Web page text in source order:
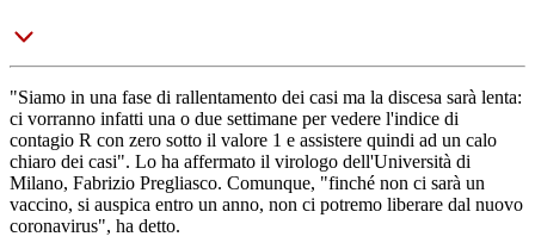
"Siamo in una fase di rallentamento dei casi ma la discesa sarà lenta:
ci vorranno infatti una o due settimane per vedere l'indice di
contagio R con zero sotto il valore 1 e assistere quindi ad un calo
chiaro dei casi". Lo ha affermato il virologo dell'Università di
Milano, Fabrizio Pregliasco. Comunque, "finché non ci sarà un
vaccino, si auspica entro un anno, non ci potremo liberare dal nuovo
coronavirus", ha detto.